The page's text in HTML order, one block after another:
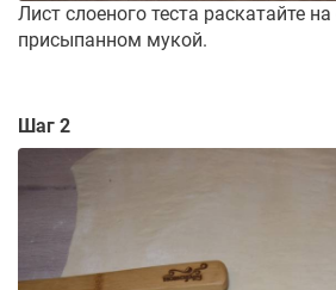
Лист слоеного теста раскатайте на
присыпанном мукой.
Шаг 2